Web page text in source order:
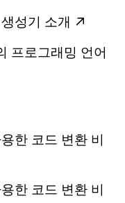
성기 소개
프로그래밍 언어
한 코드 변환 비
한 코드 변환 비